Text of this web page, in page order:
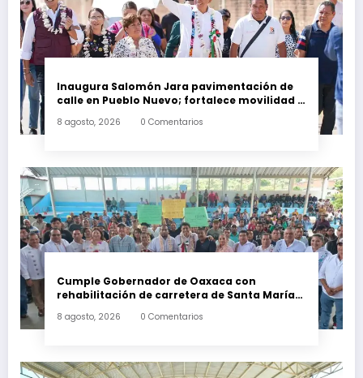
Inaugura Salomón Jara pavimentación de
calle en Pueblo Nuevo; fortalece movilidad y
8 agosto, 2026 0 Comentarios
Cumple Gobernador de Oaxaca con
rehabilitación de carretera de Santa María
8 agosto, 2026 0 Comentarios